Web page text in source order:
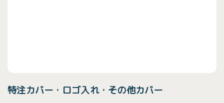
特注カバー・ロゴ入れ・その他カバー